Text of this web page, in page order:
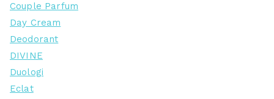
Couple Parfum
Day Cream
Deodorant
DIVINE
Duologi
Eclat